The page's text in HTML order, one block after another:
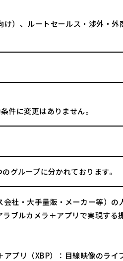
け）、ルートセールス・渉外・外
件に変更はありません。
グループに分かれております。
社・大手量販・メーカー等）
ブルカメラ＋アプリで実現する
プリ（XBP）：目線映像のラ